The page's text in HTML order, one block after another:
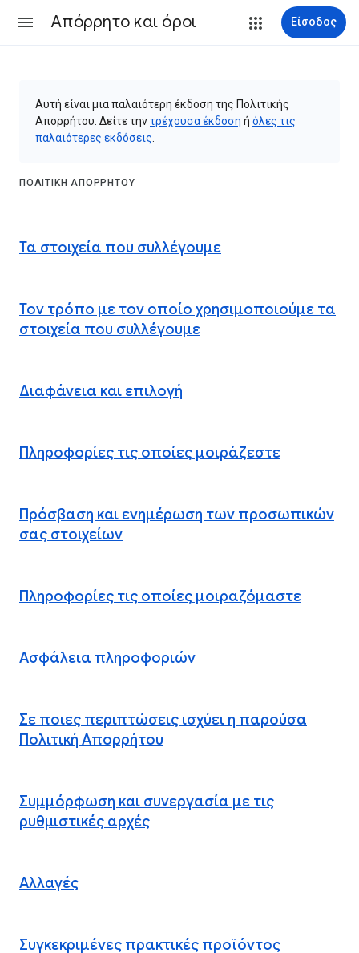
Απόρρητο και όροι Είσοδος
Αυτή είναι μια παλαιότερη έκδοση της Πολιτικής
Απορρήτου. Δείτε τηντρέχουσα έκδοση ή όλες τις
παλαιότερες εκδόσεις
ΠΟΛΙΤΙΚΉ ΑΠΟΡΡΉΤΟΥ
Τα στοιχεία που συλλέγουμε
Τον τρόπο με τον οποίο χρησιμοποιούμε τα
στοιχεία που συλλέγουμε
Διαφάνεια και επιλογή
Πληροφορίες τις οποίες μοιράζεστε
Πρόσβαση και ενημέρωση των προσωπικών
σας στοιχείων
Πληροφορίες τις οποίες μοιραζόμαστε
Ασφάλεια πληροφοριών
Σε ποιες περιπτώσεις ισχύει η παρούσα
Πολιτική Απορρήτου
Συμμόρφωση και συνεργασία με τις
ρυθμιστικές αρχές
Αλλαγές
Συγκεκριμένες πρακτικές προϊόντος